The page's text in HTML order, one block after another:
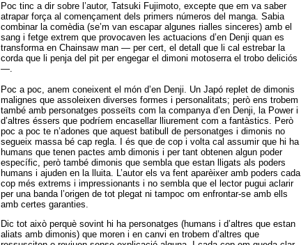
Poc tinc a dir sobre l’autor, Tatsuki Fujimoto, excepte que em va saber
atrapar força al començament dels primers números del manga. Sabia
combinar la comèdia (se’m van escapar algunes rialles sinceres) amb el
sang i fetge extrem que provocaven les actuacions d’en Denji quan es
transforma en Chainsaw man — per cert, el detall que li cal estrebar la
corda que li penja del pit per engegar el dimoni motoserra el trobo deliciós
—.
Poc a poc, anem coneixent el món d’en Denji. Un Japó replet de dimonis
malignes que assoleixen diverses formes i personalitats; però ens trobem
també amb personatges posseïts com la companya d’en Denji, la Power i
d’altres éssers que podríem encasellar lliurement com a fantàstics. Però
poc a poc te n’adones que aquest batibull de personatges i dimonis no
segueix massa bé cap regla. I és que de cop i volta cal assumir que hi ha
humans que tenen pactes amb dimonis i per tant obtenen algun poder
específic, però també dimonis que sembla que estan lligats als poders
humans i ajuden en la lluita. L’autor els va fent aparèixer amb poders cada
cop més extrems i impressionants i no sembla que el lector pugui aclarir
per una banda l’origen de tot plegat ni tampoc om enfrontar-se amb ells
amb certes garanties.
Dic tot això perquè sovint hi ha personatges (humans i d’altres que estan
aliats amb dimonis) que moren i en canvi en trobem d’altres que